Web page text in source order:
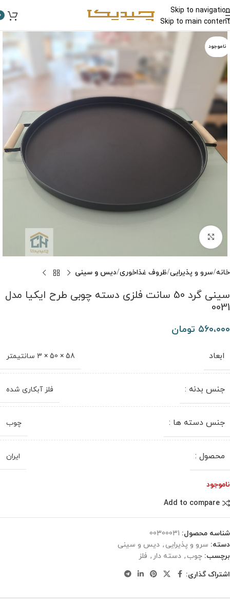
Skip to navigation
Skip to main content
ناموجود
برای بزرگنمایی کلیک کنید
خانه سرو و پذیرایی ظروف غذاخوری دیس و سینی
سینی گرد 50 سانت فلزی دسته چوبی طرح ایکیا مدل
0031
۵۶۰،۰۰۰ تومان
ابعاد 58 × 50 × 3 سانتیمتر
جنس بدنه : فلز آبکاری شده
جنس دسته ها : چوب
محصول : ایران
ناموجود
Add to compare
شناسه محصول: 00300031
دسته: سرو و پذیرایی , دیس و سینی
برچسب: چوب , دسته دار , فلز
اشتراک گذاری: